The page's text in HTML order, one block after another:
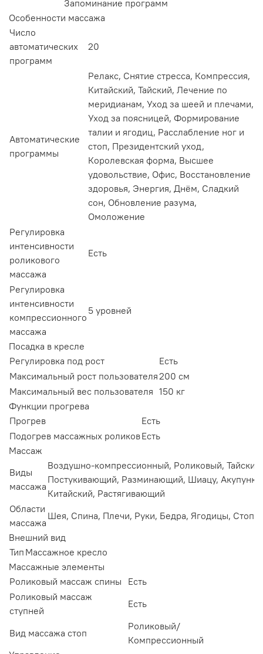
Запоминание программ
Особенности массажа
Число
автоматических
программ
20
Автоматические
программы
Релакс, Снятие стресса, Компрессия,
Китайский, Тайский, Лечение по
меридианам, Уход за шеей и плечами,
Уход за поясницей, Формирование
талии и ягодиц, Расслабление ног и
стоп, Президентский уход,
Королевская форма, Высшее
удовольствие, Офис, Восстановление
здоровья, Энергия, Днём, Сладкий
сон, Обновление разума,
Омоложение
Регулировка
интенсивности
роликового
массажа
Есть
Регулировка
интенсивности
компрессионного
массажа
5 уровней
Посадка в кресле
Регулировка под рост
Есть
Максимальный рост пользователя200 см
Максимальный вес пользователя 150 кг
Функции прогрева
Прогрев
Есть
Подогрев массажных роликовЕсть
Массаж
Виды
массажа
Воздушно-компрессионный, Роликовый, Тайский,
Постукивающий, Разминающий, Шиацу,
Китайский, Растягивающий
Области
массажа
Шея, Спина, Плечи, Руки, Бедра, Ягодицы,
Внешний вид
Тип Массажное кресло
Массажные элементы
Роликовый массаж спины
Есть
Роликовый массаж
ступней
Есть
Вид массажа стоп
Роликовый/
Компрессионный